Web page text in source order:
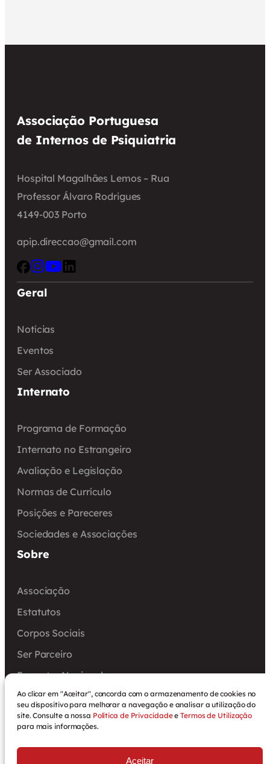
Ao clicar em "Aceitar", concorda com o armazenamento de cookies no
seu dispositivo para melhorar a navegação e analisar a utilização do
site. Consulte a nossa Política de PrivacidadeeTermos de Utilização
para mais informações.
Aceitar
Associação Portuguesa
de Internos de Psiquiatria
Hospital Magalhães Lemos – Rua
Professor Álvaro Rodrigues
4149-003 Porto
apip.direccao@gmail.com
Geral
Notícias
Eventos
Ser Associado
Internato
Programa de Formação
Internato no Estrangeiro
Avaliação e Legislação
Normas de Currículo
Posições e Pareceres
Sociedades e Associações
Sobre
Associação
Estatutos
Corpos Sociais
Ser Parceiro
Encontro Nacional
Arquivo